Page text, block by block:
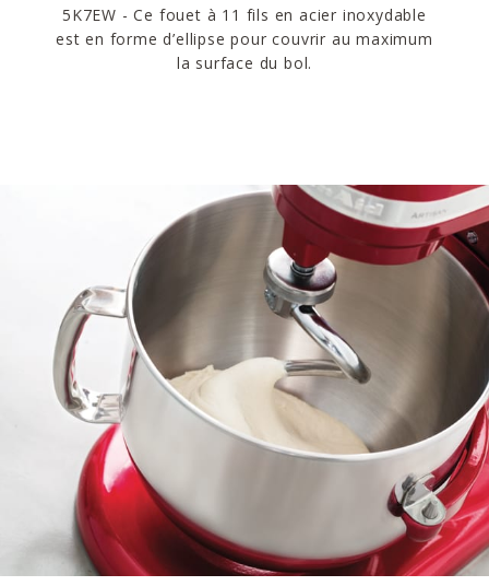
5K7EW - Ce fouet à 11 fils en acier inoxydable
est en forme d’ellipse pour couvrir au maximum
la surface du bol.